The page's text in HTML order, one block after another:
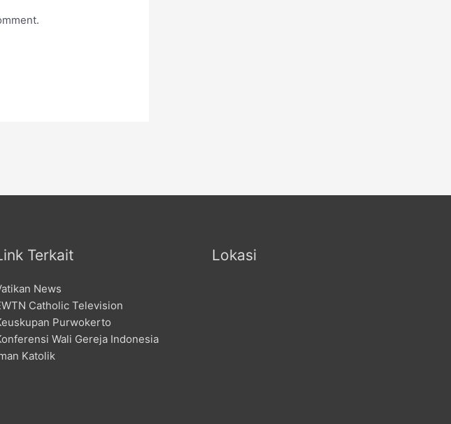
Terkait
News
Catholic Television
Purwokerto
Wali Gereja Indonesia
Katolik
Lokasi